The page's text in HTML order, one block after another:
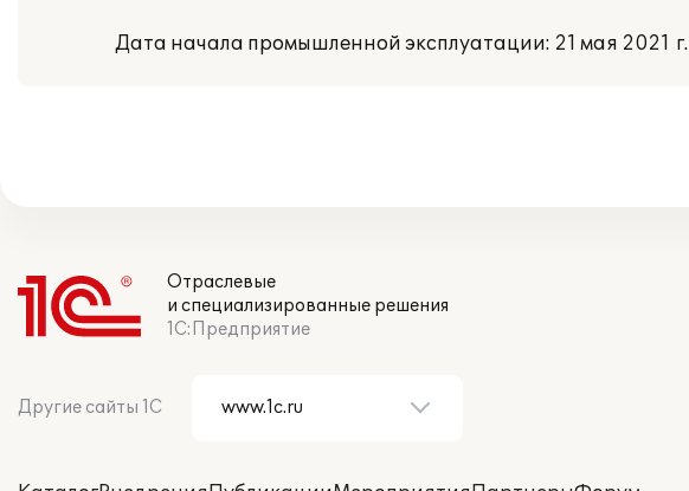
Дата начала промышленной эксплуатации: 21 мая 2021 г.
Отраслевые
и специализированные решения
1С:Предприятие
Другие сайты 1С